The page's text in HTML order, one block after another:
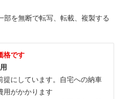
を無断で転写、転載、複製する
格です
にしています。自宅への納車
用がかかります